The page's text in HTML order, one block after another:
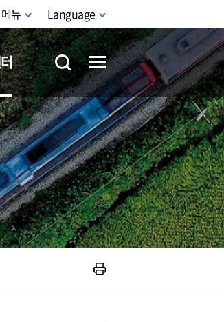
뉴 Language
체험